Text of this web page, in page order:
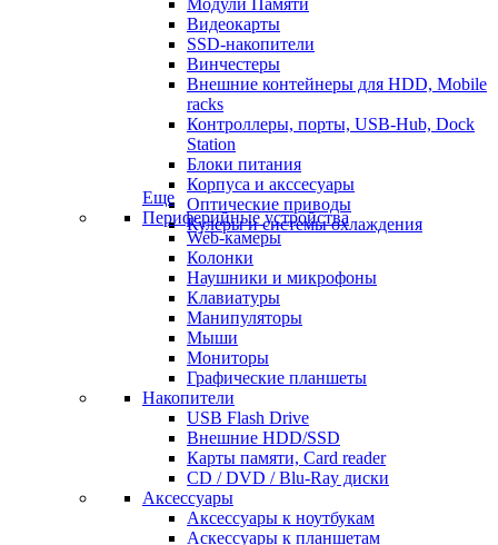
Модули Памяти
Видеокарты
SSD-накопители
Винчестеры
Внешние контейнеры для HDD, Mobile
racks
Контроллеры, порты, USB-Hub, Dock
Station
Блоки питания
Корпуса и акссесуары
Оптические приводы
Кулеры и системы охлаждения
Еще
Периферийные устройства
Web-камеры
Колонки
Наушники и микрофоны
Клавиатуры
Манипуляторы
Мыши
Мониторы
Графические планшеты
Накопители
USB Flash Drive
Внешние HDD/SSD
Карты памяти, Card reader
CD / DVD / Blu-Ray диски
Аксессуары
Аксессуары к ноутбукам
Аскессуары к планшетам